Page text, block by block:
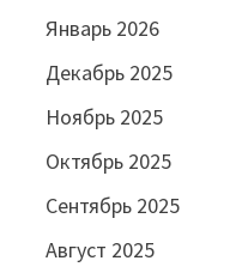
Январь 2026
Декабрь 2025
Ноябрь 2025
Октябрь 2025
Сентябрь 2025
Август 2025